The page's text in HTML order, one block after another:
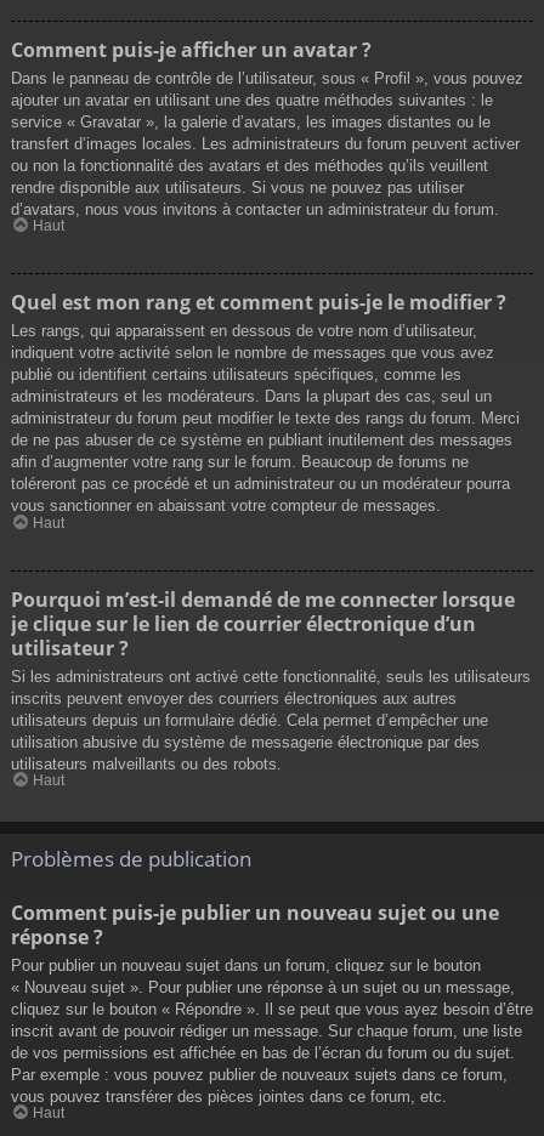
Comment puis-je afficher un avatar ?
Dans le panneau de contrôle de l’utilisateur, sous « Profil », vous pouvez
ajouter un avatar en utilisant une des quatre méthodes suivantes : le
service « Gravatar », la galerie d’avatars, les images distantes ou le
transfert d’images locales. Les administrateurs du forum peuvent activer
ou non la fonctionnalité des avatars et des méthodes qu’ils veuillent
rendre disponible aux utilisateurs. Si vous ne pouvez pas utiliser
d’avatars, nous vous invitons à contacter un administrateur du forum.
Haut
Quel est mon rang et comment puis-je le modifier ?
Les rangs, qui apparaissent en dessous de votre nom d’utilisateur,
indiquent votre activité selon le nombre de messages que vous avez
publié ou identifient certains utilisateurs spécifiques, comme les
administrateurs et les modérateurs. Dans la plupart des cas, seul un
administrateur du forum peut modifier le texte des rangs du forum. Merci
de ne pas abuser de ce système en publiant inutilement des messages
afin d’augmenter votre rang sur le forum. Beaucoup de forums ne
toléreront pas ce procédé et un administrateur ou un modérateur pourra
vous sanctionner en abaissant votre compteur de messages.
Haut
Pourquoi m’est-il demandé de me connecter lorsque
je clique sur le lien de courrier électronique d’un
utilisateur ?
Si les administrateurs ont activé cette fonctionnalité, seuls les utilisateurs
inscrits peuvent envoyer des courriers électroniques aux autres
utilisateurs depuis un formulaire dédié. Cela permet d’empêcher une
utilisation abusive du système de messagerie électronique par des
utilisateurs malveillants ou des robots.
Haut
Problèmes de publication
Comment puis-je publier un nouveau sujet ou une
réponse ?
Pour publier un nouveau sujet dans un forum, cliquez sur le bouton
« Nouveau sujet ». Pour publier une réponse à un sujet ou un message,
cliquez sur le bouton « Répondre ». Il se peut que vous ayez besoin d’être
inscrit avant de pouvoir rédiger un message. Sur chaque forum, une liste
de vos permissions est affichée en bas de l’écran du forum ou du sujet.
Par exemple : vous pouvez publier de nouveaux sujets dans ce forum,
vous pouvez transférer des pièces jointes dans ce forum, etc.
Haut